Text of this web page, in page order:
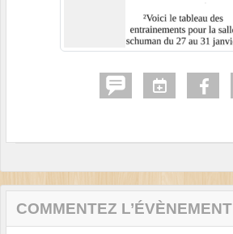
COMMENTEZ L’ÉVÈNEMENT